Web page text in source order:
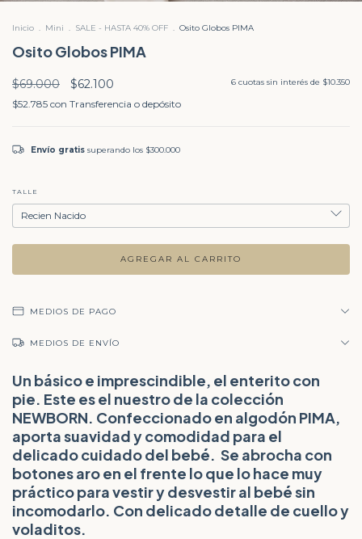
Inicio . Mini . SALE - HASTA 40% OFF . Osito Globos PIMA
Osito Globos PIMA
$69.000 $62.100 6 cuotas sin interés de $10.350
$52.785 con Transferencia o depósito
Envío gratis superando los $300.000
TALLE
MEDIOS DE PAGO
MEDIOS DE ENVÍO
Un básico e imprescindible, el enterito con
pie. Este es el nuestro de la colección
NEWBORN. Confeccionado en algodón PIMA,
aporta suavidad y comodidad para el
delicado cuidado del bebé. Se abrocha con
botones aro en el frente lo que lo hace muy
práctico para vestir y desvestir al bebé sin
incomodarlo. Con delicado detalle de cuello y
voladitos.